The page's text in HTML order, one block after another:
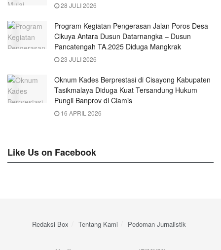
28 JULI 2026
Program Kegiatan Pengerasan Jalan Poros Desa
Cikuya Antara Dusun Datarnangka – Dusun
Pancatengah TA.2025 Diduga Mangkrak
23 JULI 2026
Oknum Kades Berprestasi di Cisayong Kabupaten
Tasikmalaya Diduga Kuat Tersandung Hukum
Pungli Banprov di Ciamis
16 APRIL 2026
Like Us on Facebook
Redaksi Box Tentang Kami Pedoman Jurnalistik